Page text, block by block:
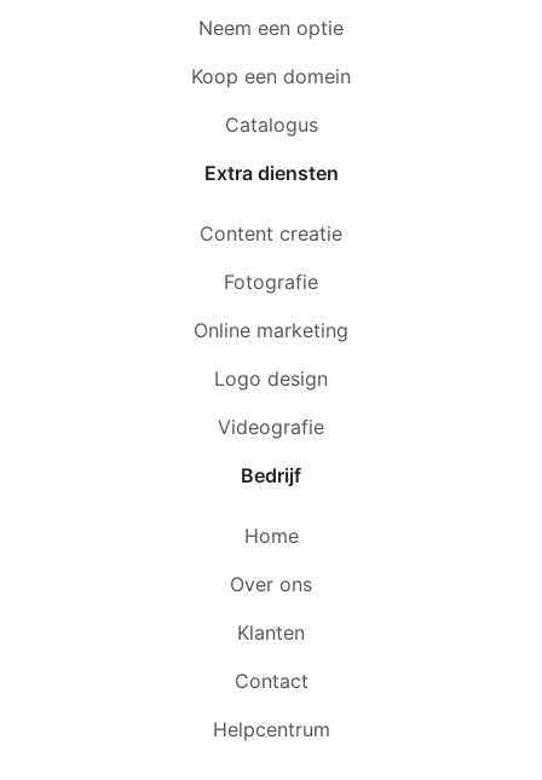
Neem een optie
Koop een domein
Catalogus
Extra diensten
Content creatie
Fotografie
Online marketing
Logo design
Videografie
Bedrijf
Home
Over ons
Klanten
Contact
Helpcentrum